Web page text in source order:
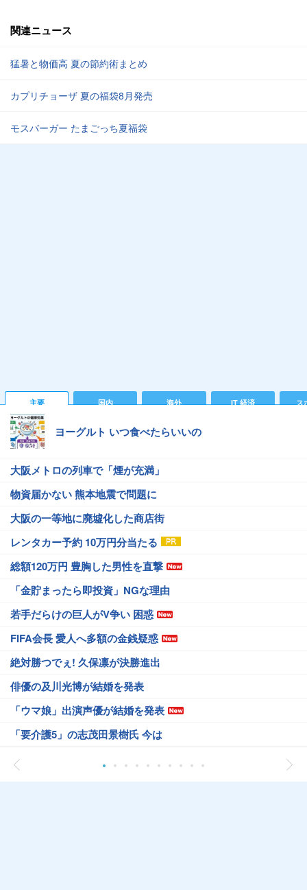
関連ニュース
猛暑と物価高 夏の節約術まとめ
カプリチョーザ 夏の福袋8月発売
モスバーガー たまごっち夏福袋
主要 国内 海外 IT 経済 ス
ヨーグルト いつ食べたらいいの
大阪メトロの列車で「煙が充満」
物資届かない 熊本地震で問題に
大阪の一等地に廃墟化した商店街
レンタカー予約 10万円分当たる
総額120万円 豊胸した男性を直撃
「金貯まったら即投資」NGな理由
若手だらけの巨人がV争い 困惑
FIFA会長 愛人へ多額の金銭疑惑
絶対勝つでぇ! 久保凛が決勝進出
俳優の及川光博が結婚を発表
「ウマ娘」出演声優が結婚を発表
「要介護5」の志茂田景樹氏 今は